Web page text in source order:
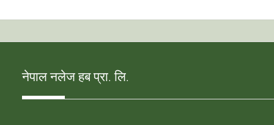
नेपाल नलेज हब प्रा. लि.